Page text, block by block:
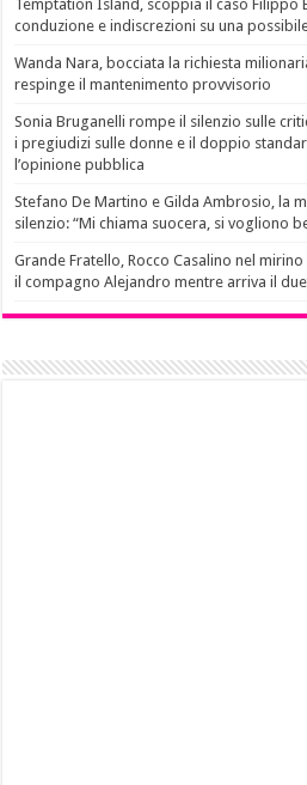
Temptation Island, scoppia il caso Filippo
conduzione e indiscrezioni su una
Wanda Nara, bocciata la richiesta
respinge il mantenimento provvisorio
Sonia Bruganelli rompe il silenzio sulle
i pregiudizi sulle donne e il doppio
l’opinione pubblica
Stefano De Martino e Gilda Ambrosio, la
silenzio: “Mi chiama suocera, si vogliono
Grande Fratello, Rocco Casalino nel
il compagno Alejandro mentre arriva il